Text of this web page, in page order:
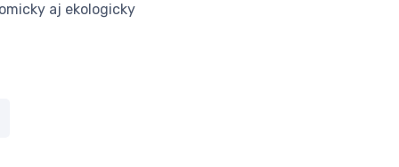
aj ekologicky